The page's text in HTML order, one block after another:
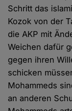
Schritt das
Kozok von der
die AKP mit
Weichen dafür
gegen ihren
schicken
Mohammeds
an anderen